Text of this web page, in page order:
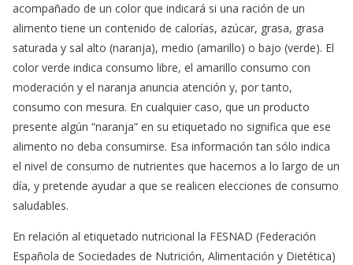
acompañado de un color que indicará si una ración de un
alimento tiene un contenido de calorías, azúcar, grasa, grasa
saturada y sal alto (naranja), medio (amarillo) o bajo (verde). El
color verde indica consumo libre, el amarillo consumo con
moderación y el naranja anuncia atención y, por tanto,
consumo con mesura. En cualquier caso, que un producto
presente algún “naranja” en su etiquetado no significa que ese
alimento no deba consumirse. Esa información tan sólo indica
el nivel de consumo de nutrientes que hacemos a lo largo de un
día, y pretende ayudar a que se realicen elecciones de consumo
saludables.
En relación al etiquetado nutricional la FESNAD (Federación
Española de Sociedades de Nutrición, Alimentación y Dietética)